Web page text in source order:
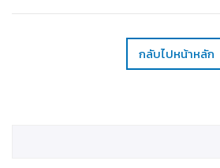
กลับไปหน้าหลัก